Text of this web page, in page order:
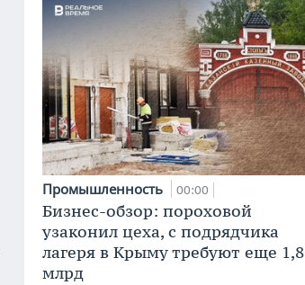
Промышленность 00:00
Бизнес-обзор: пороховой
узаконил цеха, с подрядчика
лагеря в Крыму требуют еще 1,8
млрд